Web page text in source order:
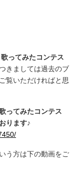
歌ってみたコンテス
きましては過去のブ
覧いただければと思
ってみたコンテス
ります♪
う方は下の動画をご